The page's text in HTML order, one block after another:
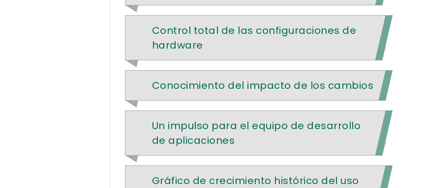
Control total de las configuraciones de
hardware
Conocimiento del impacto de los cambios
Un impulso para el equipo de desarrollo
de aplicaciones
Gráfico de crecimiento histórico del uso